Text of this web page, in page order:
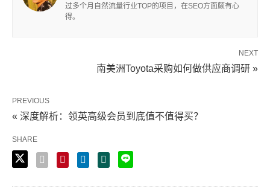
过多个月自然流量行业TOP的项目，在SEO方面颇有心
得。
NEXT
南美洲Toyota采购如何做供应商调研 »
PREVIOUS
« 深度解析：领英高级会员到底值不值得买？
SHARE